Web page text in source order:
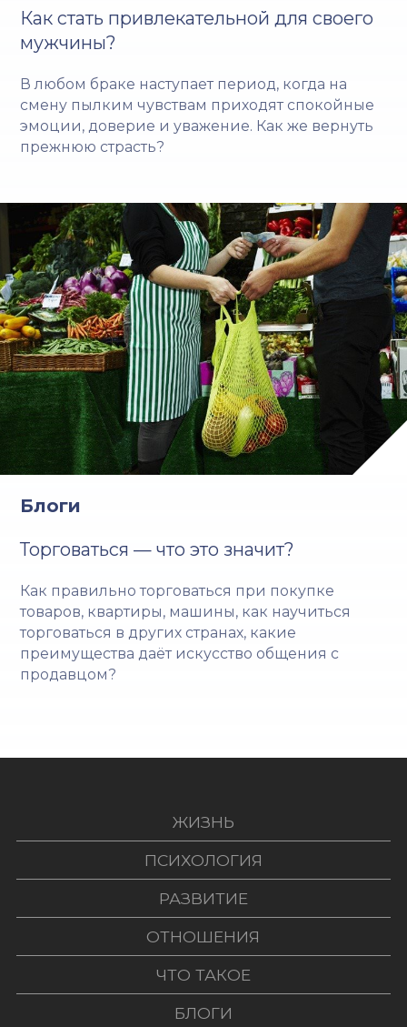
Как стать привлекательной для своего
мужчины?
В любом браке наступает период, когда на
смену пылким чувствам приходят спокойные
эмоции, доверие и уважение. Как же вернуть
прежнюю страсть?
Блоги
Торговаться — что это значит?
Как правильно торговаться при покупке
товаров, квартиры, машины, как научиться
торговаться в других странах, какие
преимущества даёт искусство общения с
продавцом?
ЖИЗНЬ
ПСИХОЛОГИЯ
РАЗВИТИЕ
ОТНОШЕНИЯ
ЧТО ТАКОЕ
БЛОГИ